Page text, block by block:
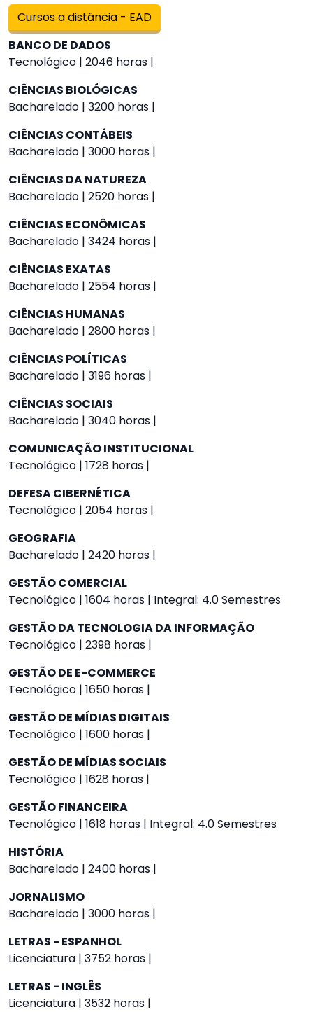
Cursos a distância - EAD
BANCO DE DADOS
Tecnológico | 2046 horas |
CIÊNCIAS BIOLÓGICAS
Bacharelado | 3200 horas |
CIÊNCIAS CONTÁBEIS
Bacharelado | 3000 horas |
CIÊNCIAS DA NATUREZA
Bacharelado | 2520 horas |
CIÊNCIAS ECONÔMICAS
Bacharelado | 3424 horas |
CIÊNCIAS EXATAS
Bacharelado | 2554 horas |
CIÊNCIAS HUMANAS
Bacharelado | 2800 horas |
CIÊNCIAS POLÍTICAS
Bacharelado | 3196 horas |
CIÊNCIAS SOCIAIS
Bacharelado | 3040 horas |
COMUNICAÇÃO INSTITUCIONAL
Tecnológico | 1728 horas |
DEFESA CIBERNÉTICA
Tecnológico | 2054 horas |
GEOGRAFIA
Bacharelado | 2420 horas |
GESTÃO COMERCIAL
Tecnológico | 1604 horas | Integral: 4.0 Semestres
GESTÃO DA TECNOLOGIA DA INFORMAÇÃO
Tecnológico | 2398 horas |
GESTÃO DE E-COMMERCE
Tecnológico | 1650 horas |
GESTÃO DE MÍDIAS DIGITAIS
Tecnológico | 1600 horas |
GESTÃO DE MÍDIAS SOCIAIS
Tecnológico | 1628 horas |
GESTÃO FINANCEIRA
Tecnológico | 1618 horas | Integral: 4.0 Semestres
HISTÓRIA
Bacharelado | 2400 horas |
JORNALISMO
Bacharelado | 3000 horas |
LETRAS - ESPANHOL
Licenciatura | 3752 horas |
LETRAS - INGLÊS
Licenciatura | 3532 horas |